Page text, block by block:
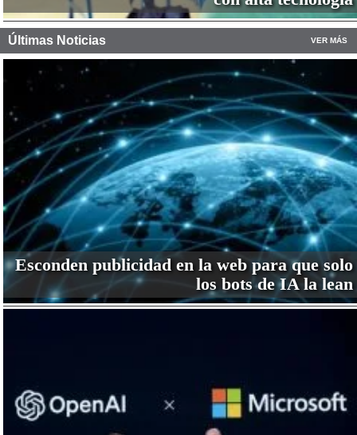
Últimas Noticias VER MÁS
Esconden publicidad en la web para que solo
los bots de IA la lean